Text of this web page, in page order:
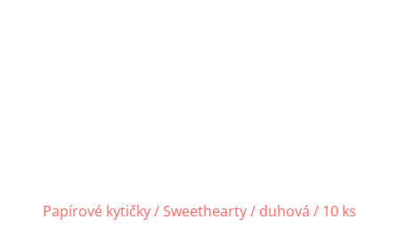
Papírové kytičky / Sweethearty / duhová / 10 ks